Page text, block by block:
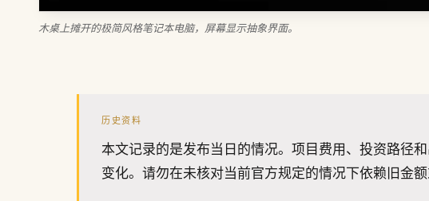
木桌上摊开的极简风格笔记本电脑，屏幕显示抽象界面。
历史资料
本文记录的是发布当日的情况。项目费用、投资路径
变化。请勿在未核对当前官方规定的情况下依赖旧金额